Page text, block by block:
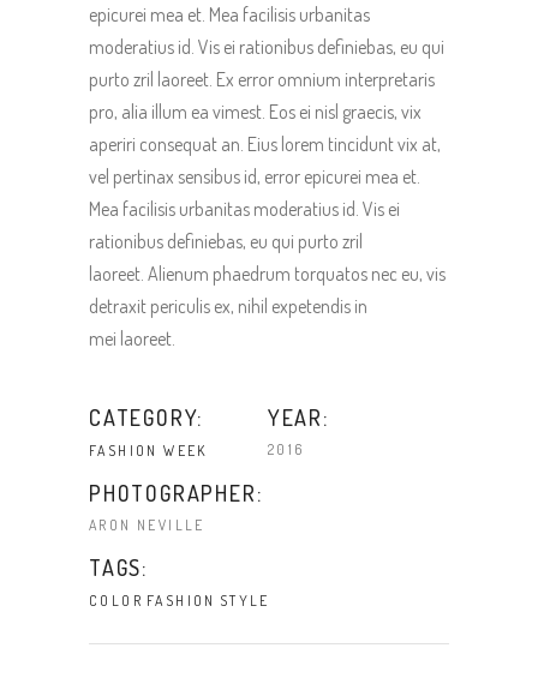
epicurei mea et. Mea facilisis urbanitas
moderatius id. Vis ei rationibus definiebas, eu qui
purto zril laoreet. Ex error omnium interpretaris
pro, alia illum ea vimest. Eos ei nisl graecis, vix
aperiri consequat an. Eius lorem tincidunt vix at,
vel pertinax sensibus id, error epicurei mea et.
Mea facilisis urbanitas moderatius id. Vis ei
rationibus definiebas, eu qui purto zril
laoreet. Alienum phaedrum torquatos nec eu, vis
detraxit periculis ex, nihil expetendis in
mei laoreet.
CATEGORY:
FASHION WEEK
YEAR:
2016
PHOTOGRAPHER:
ARON NEVILLE
TAGS:
COLOR FASHION STYLE